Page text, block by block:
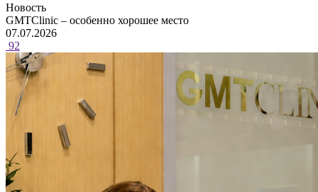
Новость
GMTClinic – особенно хорошее место
07.07.2026
92